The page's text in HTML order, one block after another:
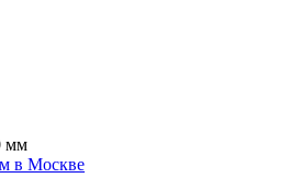
в Москве